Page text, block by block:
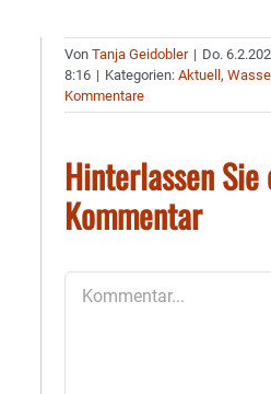
VonTanja Geidobler | Do.
8:16 | Kategorien:Aktuell,
Kommentare
Hinterlassen Sie
Kommentar